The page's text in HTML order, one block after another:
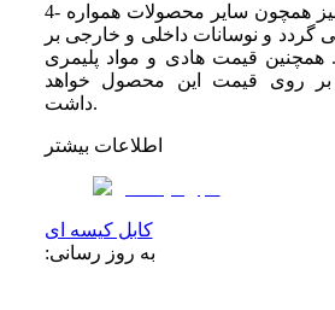
4- همچون سایر محصولات همواره
گردد و نوسانات داخلی و خارجی بر
همچنین قیمت هادی و مواد پلیمری
بر روی قیمت این محصول خواهد
داشت.
اطلاعات بیشتر
کابل کیسه‌ ای
به روز رسانی: